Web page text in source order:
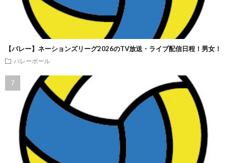
【バレー】ネーションズリーグ2026のTV放送・ライブ配信日程！男女！
バレーボール